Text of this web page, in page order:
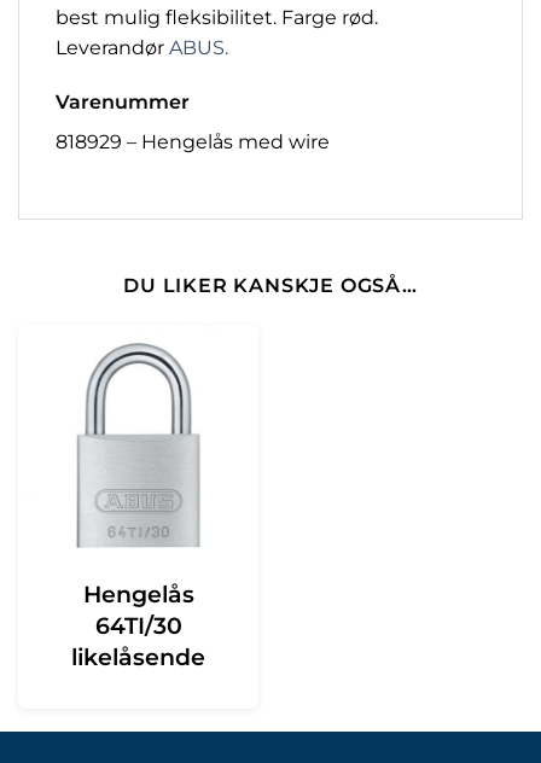
best mulig fleksibilitet. Farge rød.
Leverandør ABUS.
Varenummer
818929 – Hengelås med wire
DU LIKER KANSKJE OGSÅ…
Hengelås
64TI/30
likelåsende